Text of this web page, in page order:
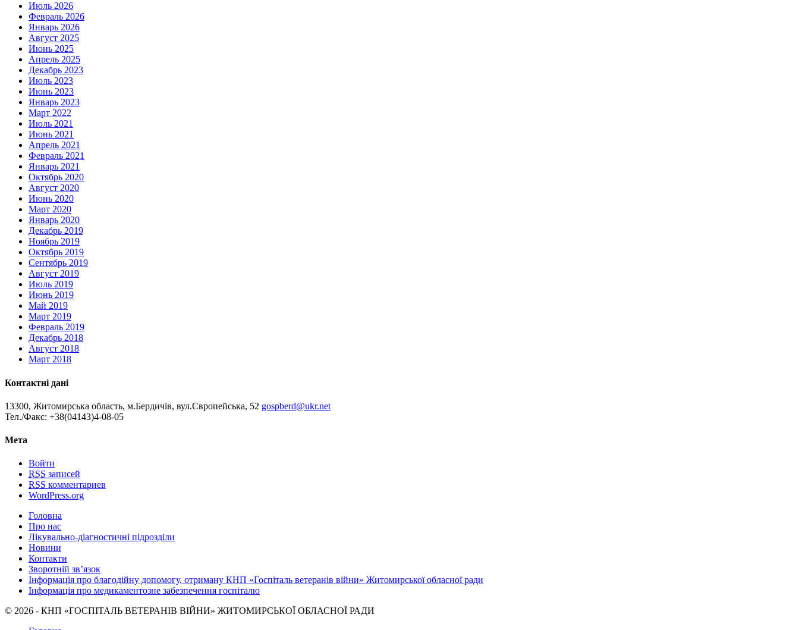
Июль 2026
Февраль 2026
Январь 2026
Август 2025
Июнь 2025
Апрель 2025
Декабрь 2023
Июль 2023
Июнь 2023
Январь 2023
Март 2022
Июль 2021
Июнь 2021
Апрель 2021
Февраль 2021
Январь 2021
Октябрь 2020
Август 2020
Июнь 2020
Март 2020
Январь 2020
Декабрь 2019
Ноябрь 2019
Октябрь 2019
Сентябрь 2019
Август 2019
Июль 2019
Июнь 2019
Май 2019
Март 2019
Февраль 2019
Декабрь 2018
Август 2018
Март 2018
Контактні дані
13300, Житомирська область, м.Бердичів, вул.Європейська, 52 gospberd@ukr.net
Тел./Факс: +38(04143)4-08-05
Мета
Войти
RSS записей
RSS комментариев
WordPress.org
Головна
Про нас
Лікувально-діагностичні підрозділи
Новини
Контакти
Зворотній зв’язок
Інформація про благодійну допомогу, отриману КНП «Госпіталь ветеранів війни» Житомирської обласної ради
Інформація про медикаментозне забезпечення госпіталю
© 2026 - КНП «ГОСПІТАЛЬ ВЕТЕРАНІВ ВІЙНИ» ЖИТОМИРСЬКОЇ ОБЛАСНОЇ РАДИ